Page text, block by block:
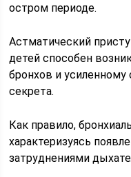
остром периоде.
Астматический
детей способен
бронхов и усиленному
секрета.
Как правило,
характеризуясь
затруднениями